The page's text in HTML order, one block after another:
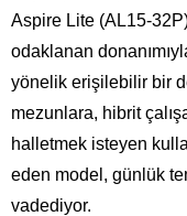
Aspire Lite (AL15-
odaklanan
yönelik erişilebilir bir
mezunlara, hibrit
halletmek isteyen
eden model, günlük
vadediyor.